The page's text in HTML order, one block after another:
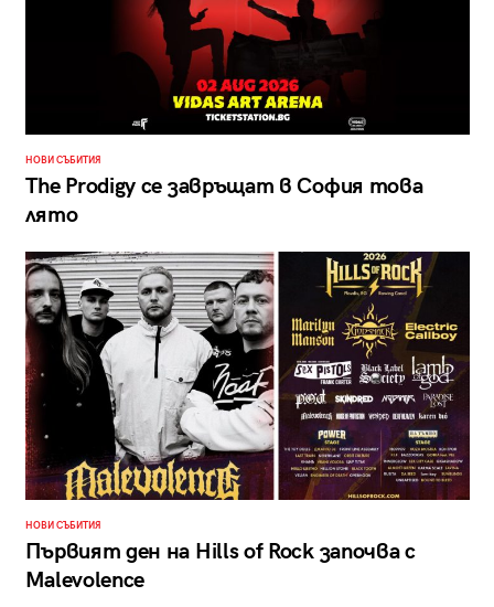
НОВИ СЪБИТИЯ
The Prodigy се завръщат в София това
лято
НОВИ СЪБИТИЯ
Първият ден на Hills of Rock започва с
Malevolence